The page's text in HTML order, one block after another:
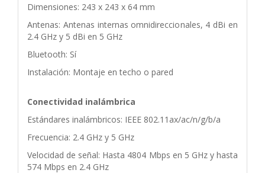
Dimensiones: 243 x 243 x 64 mm
Antenas: Antenas internas omnidireccionales, 4 dBi en
2.4 GHz y 5 dBi en 5 GHz
Bluetooth: Sí
Instalación: Montaje en techo o pared
Conectividad inalámbrica
Estándares inalámbricos: IEEE 802.11ax/ac/n/g/b/a
Frecuencia: 2.4 GHz y 5 GHz
Velocidad de señal: Hasta 4804 Mbps en 5 GHz y hasta
574 Mbps en 2.4 GHz